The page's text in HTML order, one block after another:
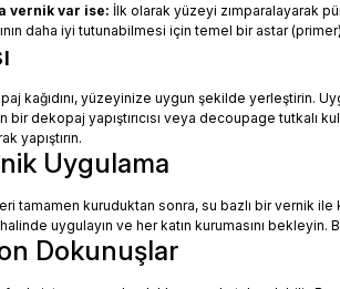
vernik var ise: İlk olarak yüzeyi zımparalayarak
daha iyi tutunabilmesi için temel bir astar
kağıdını, yüzeyinize uygun şekilde yerleştirin.
bir dekopaj yapıştırıcısı veya decoupage tutkalı
yapıştırın.
Uygulama
tamamen kuruduktan sonra, su bazlı bir vernik
uygulayın ve her katın kurumasını bekleyin.
Dokunuşlar